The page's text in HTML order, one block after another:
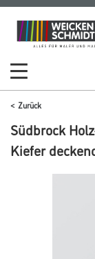
Zum
Inhalt
Zum
Navigationsmenü
Zurück
Südbrock
Kiefer